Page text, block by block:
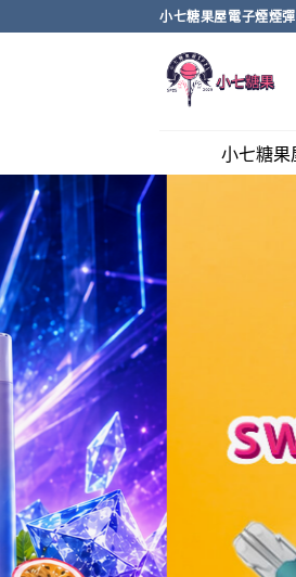
to
小七糖果屋電子煙煙
小七糖果屋SP2S各類電